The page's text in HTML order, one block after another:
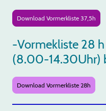
Download Vormerkliste 37,5h
-Vormekliste 28
(8.00-14.30Uhr)
Download Vormerkliste 28h